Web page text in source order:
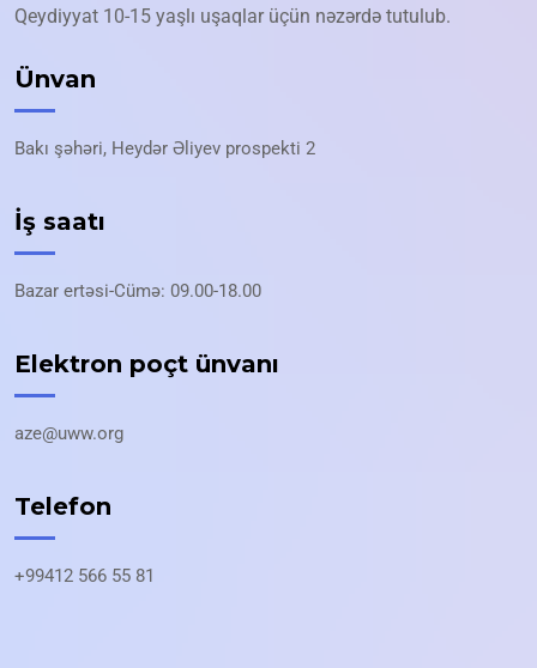
Qeydiyyat 10-15 yaşlı uşaqlar üçün nəzərdə tutulub.
Ünvan
Bakı şəhəri, Heydər Əliyev prospekti 2
İş saatı
Bazar ertəsi-Cümə: 09.00-18.00
Elektron poçt ünvanı
aze@uww.org
Telefon
+99412 566 55 81